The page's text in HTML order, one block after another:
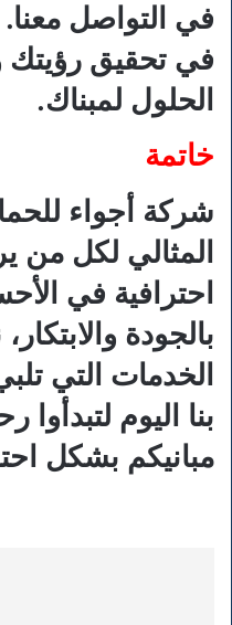
في التواصل
في تحقيق رؤيتك
الحلول لمبناك.
خاتمة
شركة أجواء
المثالي لكل من
احترافية في
بالجودة
الخدمات التي
بنا اليوم
مبانيكم بشكل